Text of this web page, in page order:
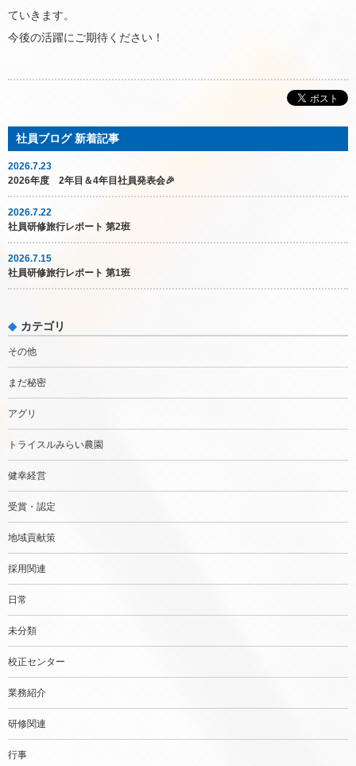
ていきます。
今後の活躍にご期待ください！
2026.7.23
2026年度 2年目＆4年目社員発表会🎉
2026.7.22
社員研修旅行レポート 第2班
2026.7.15
社員研修旅行レポート 第1班
カテゴリ
その他
まだ秘密
アグリ
トライスルみらい農園
健幸経営
受賞・認定
地域貢献策
採用関連
日常
未分類
校正センター
業務紹介
研修関連
行事